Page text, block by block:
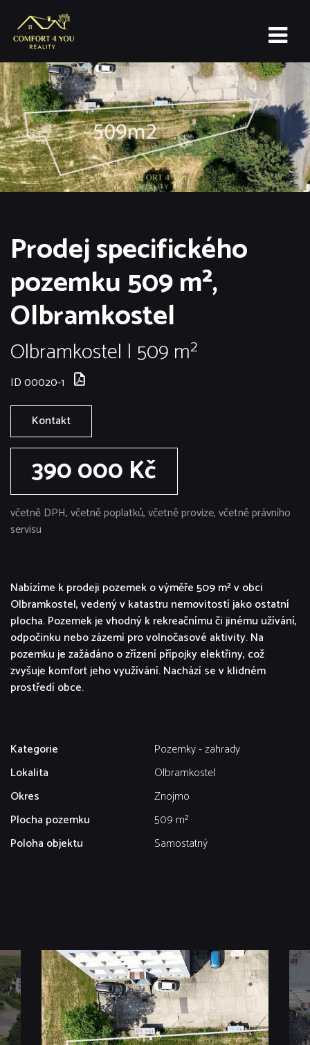
Prodej specifického
pozemku 509 m²,
Olbramkostel
Olbramkostel | 509 m²
ID 00020-1
Kontakt
390 000 Kč
včetně DPH, včetně poplatků, včetně provize, včetně právního
servisu
Nabízíme k prodeji pozemek o výměře 509 m² v obci
Olbramkostel, vedený v katastru nemovitostí jako ostatní
plocha. Pozemek je vhodný k rekreačnímu či jinému užívání,
odpočinku nebo zázemí pro volnočasové aktivity. Na
pozemku je zažádáno o zřízení přípojky elektřiny, což
zvyšuje komfort jeho využívání. Nachází se v klidném
prostředí obce.
Kategorie
Pozemky - zahrady
Lokalita
Olbramkostel
Okres
Znojmo
Plocha pozemku
509 m²
Poloha objektu
Samostatný